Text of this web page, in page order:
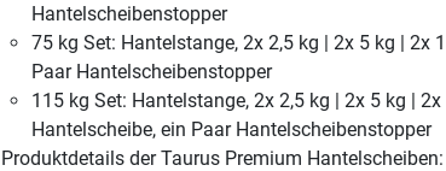
Hantelscheibenstopper
75 kg Set: Hantelstange, 2x 2,5 kg | 2x 5 kg | 2x
Paar Hantelscheibenstopper
115 kg Set: Hantelstange, 2x 2,5 kg | 2x 5 kg |
Hantelscheibe, ein Paar Hantelscheibenstopper
Produktdetails der Taurus Premium Hantelscheiben: